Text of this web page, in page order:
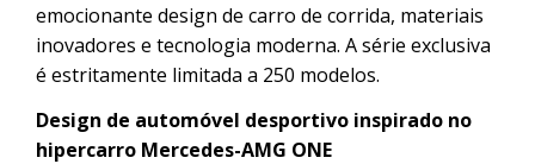
emocionante design de carro de corrida, materiais
inovadores e tecnologia moderna. A série exclusiva
é estritamente limitada a 250 modelos.
Design de automóvel desportivo inspirado no
hipercarro Mercedes-AMG ONE